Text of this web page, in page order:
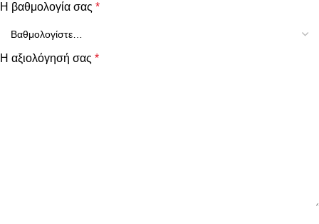
Η βαθμολογία σας *
Η αξιολόγησή σας *